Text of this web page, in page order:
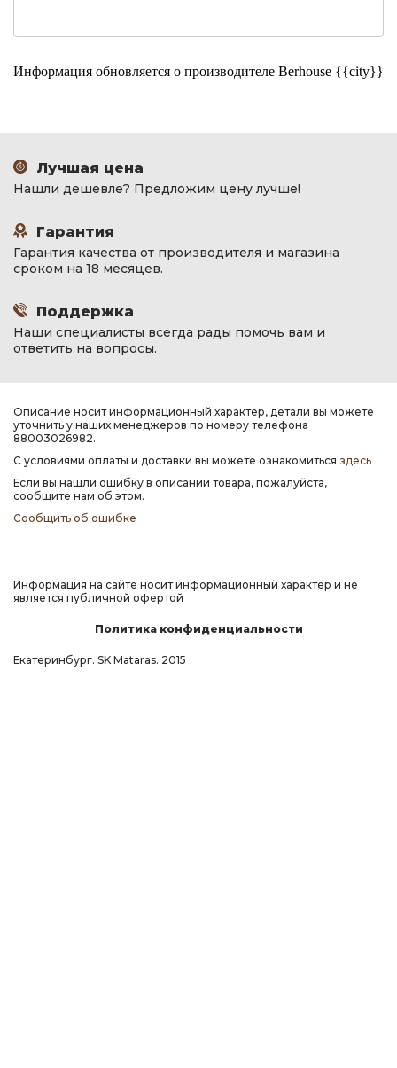
Информация обновляется о производителе Berhouse {{city}}
Лучшая цена
Нашли дешевле? Предложим цену лучше!
Гарантия
Гарантия качества от производителя и магазина
сроком на 18 месяцев.
Поддержка
Наши специалисты всегда рады помочь вам и
ответить на вопросы.
Описание носит информационный характер, детали вы можете
уточнить у наших менеджеров по номеру телефона
88003026982.
С условиями оплаты и доставки вы можете ознакомиться здесь
Если вы нашли ошибку в описании товара, пожалуйста,
сообщите нам об этом.
Сообщить об ошибке
Информация на сайте носит информационный характер и не
является публичной офертой
Политика конфиденциальности
Екатеринбург. SK Mataras. 2015